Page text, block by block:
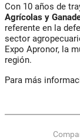
Con 10 años de
Agrícolas y
referente en la
sector
Expo Apronor, la
región.
Para más